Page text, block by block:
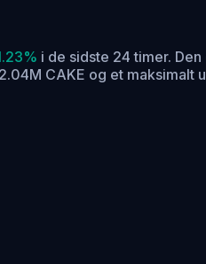
i de sidste 24 timer.
CAKE og et maksimalt